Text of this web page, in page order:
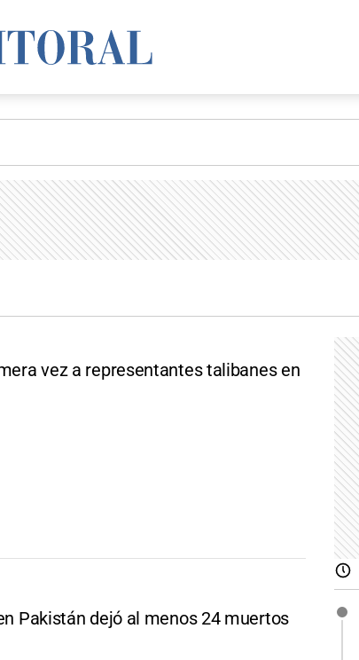
vez a representantes talibanes en
Pakistán dejó al menos 24 muertos